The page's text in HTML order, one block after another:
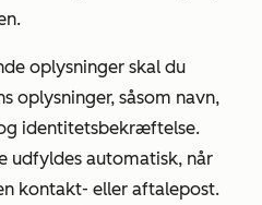
oplysninger skal du
oplysninger, såsom navn,
identitetsbekræftelse.
udfyldes automatisk, når
kontakt- eller aftalepost.